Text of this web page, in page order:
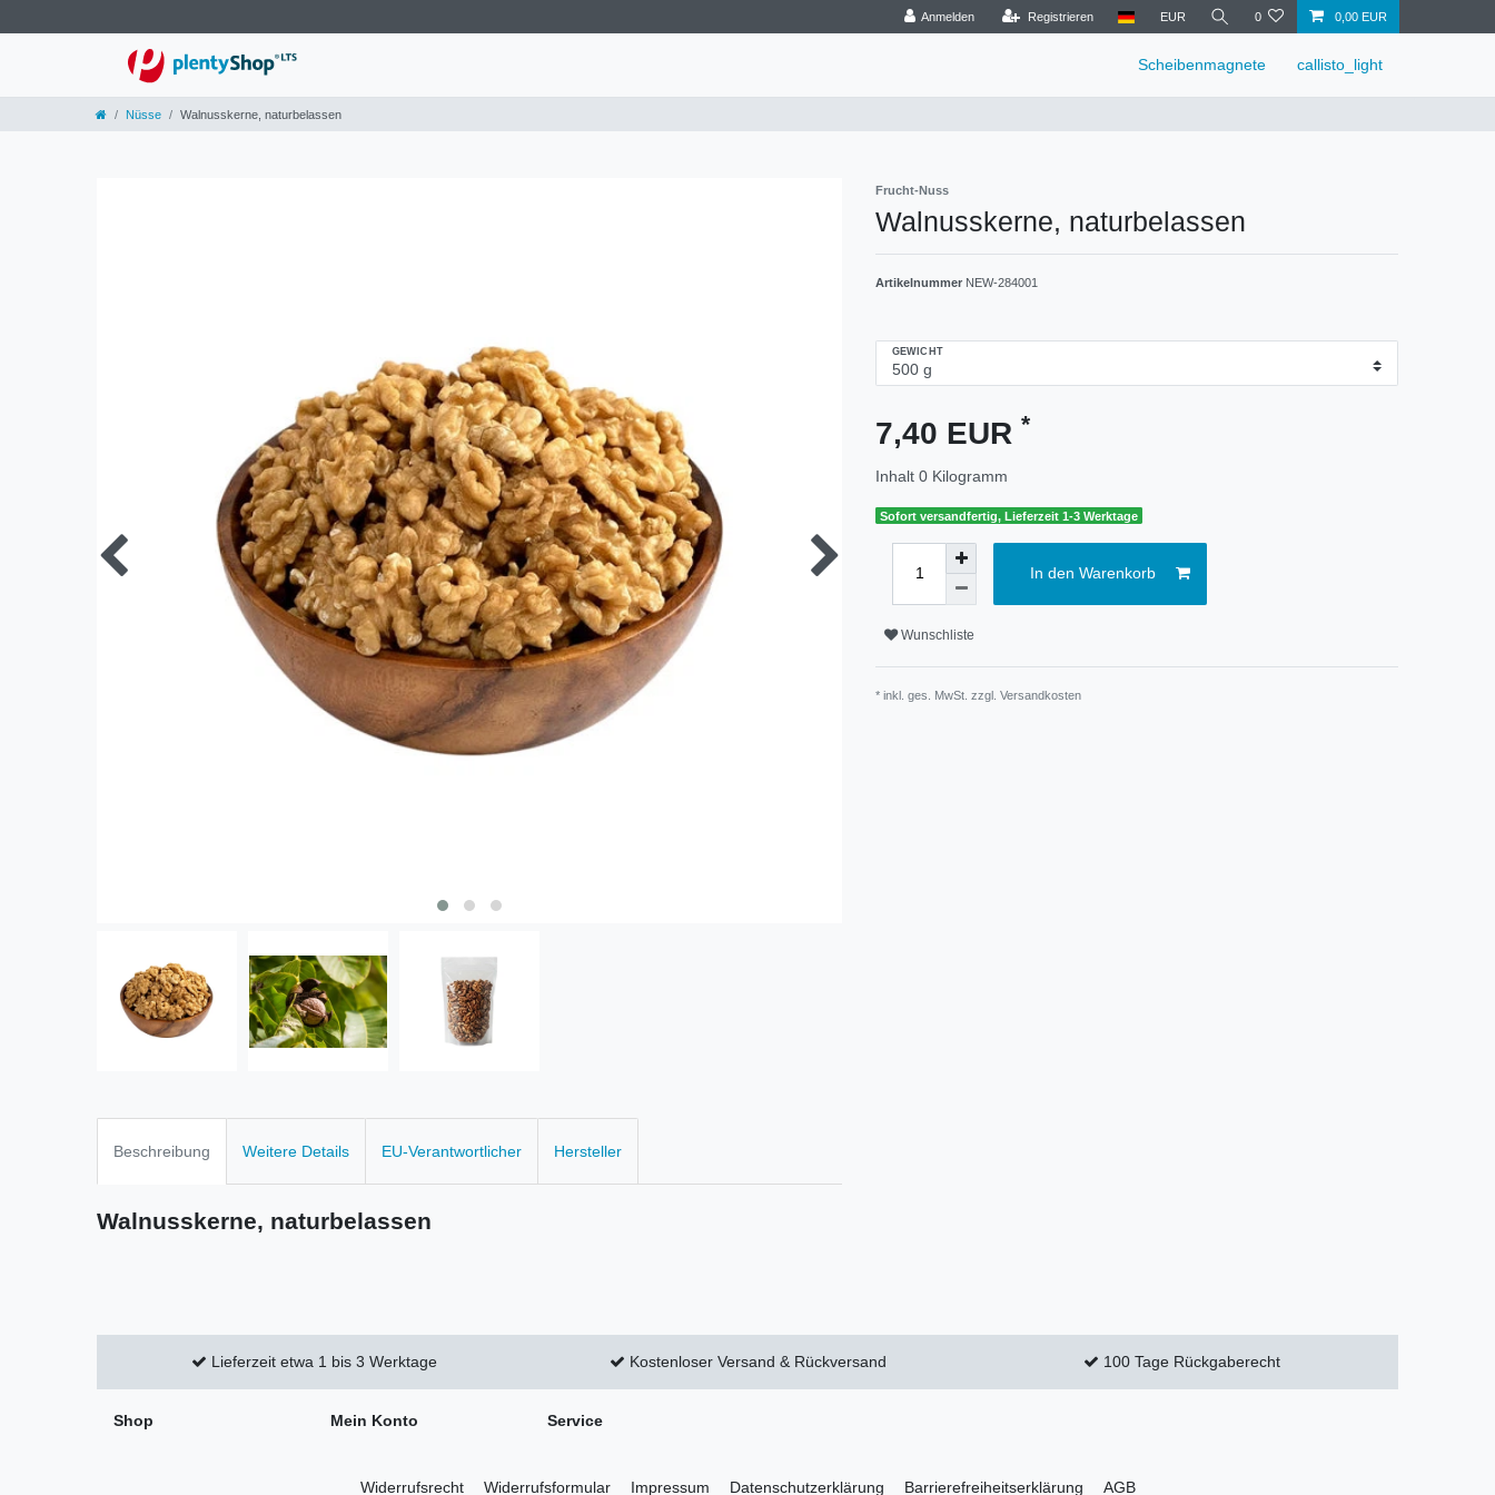
Anmelden Registrieren EUR 0 0,00 EUR
Scheibenmagnete callisto_light
Nüsse Walnusskerne, naturbelassen
Frucht-Nuss
Walnusskerne, naturbelassen
Artikelnummer NEW-284001
GEWICHT
7,40 EUR *
Inhalt 0 Kilogramm
Sofort versandfertig, Lieferzeit 1-3 Werktage
In den Warenkorb
Wunschliste
* inkl. ges. MwSt. zzgl. Versandkosten
Beschreibung Weitere Details EU-Verantwortlicher Hersteller
Walnusskerne, naturbelassen
Lieferzeit etwa 1 bis 3 Werktage Kostenloser Versand & Rückversand 100 Tage Rückgaberecht
Shop Mein Konto Service
Widerrufs­recht Widerrufs­formular Impressum Daten­schutz­erklärung Barrierefreiheitserklärung AGB